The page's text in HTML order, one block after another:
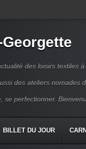
Georgette
des loisirs textiles
des ateliers nomades
se perfectionner.
BILLET DU JOUR